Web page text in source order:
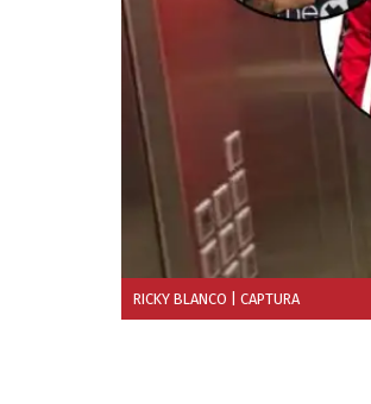
RICKY BLANCO | CAPTURA